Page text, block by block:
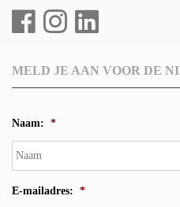
MELD JE AAN VOOR DE
Naam: *
E-mailadres: *